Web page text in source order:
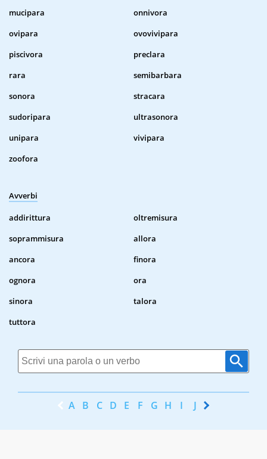
mucipara
onnivora
ovipara
ovovivipara
piscivora
preclara
rara
semibarbara
sonora
stracara
sudoripara
ultrasonora
unipara
vivipara
zoofora
Avverbi
addirittura
oltremisura
soprammisura
allora
ancora
finora
ognora
ora
sinora
talora
tuttora
A B C D E F G H I J K